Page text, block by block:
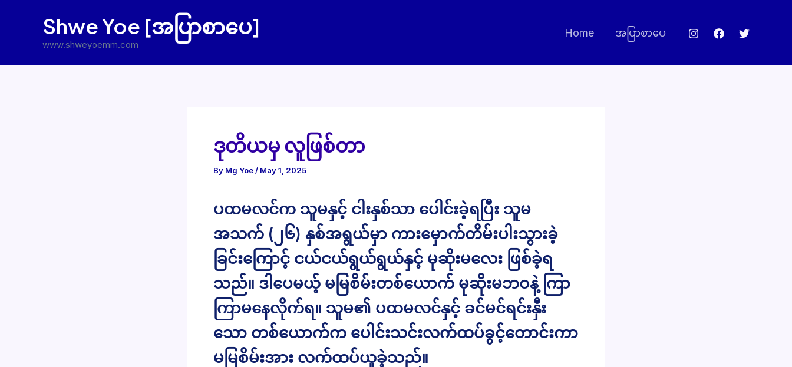
Shwe Yoe [အပြာစာပေ]
www.shweyoemm.com
Home အပြာစာပေ
ဒုတိယမှ လူဖြစ်တာ
By Mg Yoe/ May 1, 2025
ပထမလင်က သူမနှင့် ငါးနှစ်သာ ပေါင်းခဲ့ရပြီး သူမ
အသက် (၂၆) နှစ်အရွယ်မှာ ကားမှောက်တိမ်းပါးသွားခဲ့
ခြင်းကြောင့် ငယ်ငယ်ရွယ်ရွယ်နှင့် မုဆိုးမလေး ဖြစ်ခဲ့ရ
သည်။ ဒါပေမယ့် မမြစိမ်းတစ်ယောက် မုဆိုးမဘဝနဲ့ ကြာ
ကြာမနေလိုက်ရ။ သူမ၏ ပထမလင်နှင့် ခင်မင်ရင်းနှီး
သော တစ်ယောက်က ပေါင်းသင်းလက်ထပ်ခွင့်တောင်းကာ
မမြစိမ်းအား လက်ထပ်ယူခဲ့သည်။